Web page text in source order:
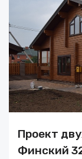
Проект
Финский